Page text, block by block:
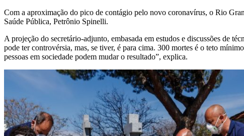
Com a aproximação do pico de contágio pelo novo coronavírus, o Rio
Saúde Pública, Petrônio Spinelli.
A projeção do secretário-adjunto, embasada em estudos e discussões de
pode ter controvérsia, mas, se tiver, é para cima. 300 mortes é o teto
pessoas em sociedade podem mudar o resultado”, explica.